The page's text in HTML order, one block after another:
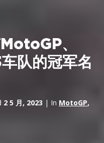
、
队的冠军名
2 5 月, 2023 | In MotoGP,